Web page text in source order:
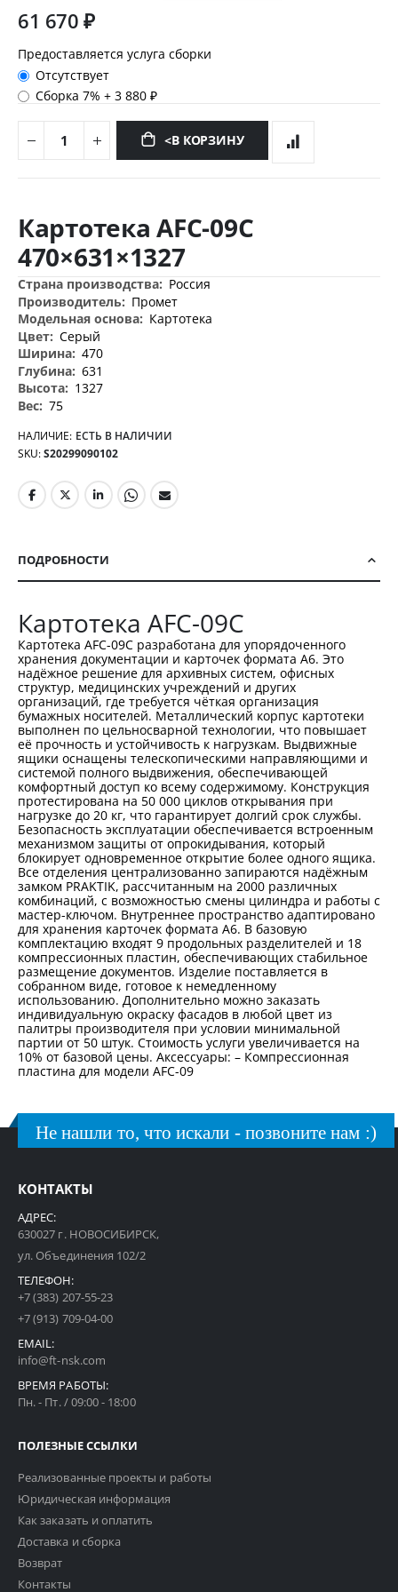
61 670 ₽
Предоставляется услуга сборки
Отсутствует
Сборка 7%+3 880 ₽
<В КОРЗИНУ
к
началу
галереи
изображений
Картотека AFC-09C
470×631×1327
Дополнительная
информация
Россия
Промет
Картотека
Серый
470
631
1327
75
НАЛИЧИЕ: ЕСТЬ В НАЛИЧИИ
SKU S20299090102
ПОДРОБНОСТИ
Картотека AFC-09C
Картотека AFC-09C разработана для упорядоченного
хранения документации и карточек формата A6. Это
надёжное решение для архивных систем, офисных
структур, медицинских учреждений и других
организаций, где требуется чёткая организация
бумажных носителей. Металлический корпус картотеки
выполнен по цельносварной технологии, что повышает
её прочность и устойчивость к нагрузкам. Выдвижные
ящики оснащены телескопическими направляющими и
системой полного выдвижения, обеспечивающей
комфортный доступ ко всему содержимому. Конструкция
протестирована на 50 000 циклов открывания при
нагрузке до 20 кг, что гарантирует долгий срок службы.
Безопасность эксплуатации обеспечивается встроенным
механизмом защиты от опрокидывания, который
блокирует одновременное открытие более одного ящика.
Все отделения централизованно запираются надёжным
замком PRAKTIK, рассчитанным на 2000 различных
комбинаций, с возможностью смены цилиндра и работы с
мастер-ключом. Внутреннее пространство адаптировано
для хранения карточек формата A6. В базовую
комплектацию входят 9 продольных разделителей и 18
компрессионных пластин, обеспечивающих стабильное
размещение документов. Изделие поставляется в
собранном виде, готовое к немедленному
использованию. Дополнительно можно заказать
индивидуальную окраску фасадов в любой цвет из
палитры производителя при условии минимальной
партии от 50 штук. Стоимость услуги увеличивается на
10% от базовой цены. Аксессуары: – Компрессионная
пластина для модели AFC-09
Не нашли то, что искали - позвоните нам :)
КОНТАКТЫ
АДРЕС:
630027 г. НОВОСИБИРСК,
ул. Объединения 102/2
ТЕЛЕФОН:
+7 (383) 207-55-23
+7 (913) 709-04-00
EMAIL:
info@ft-nsk.com
ВРЕМЯ РАБОТЫ:
Пн. - Пт. / 09:00 - 18:00
ПОЛЕЗНЫЕ ССЫЛКИ
Реализованные проекты и работы
Юридическая информация
Как заказать и оплатить
Доставка и сборка
Возврат
Контакты